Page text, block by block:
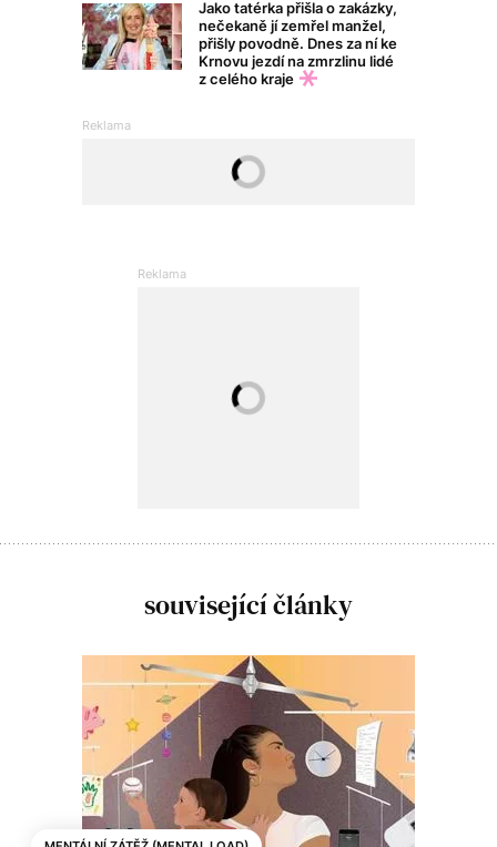
Jako tatérka přišla o zakázky,
nečekaně jí zemřel manžel,
přišly povodně. Dnes za ní ke
Krnovu jezdí na zmrzlinu lidé
z celého kraje
související články